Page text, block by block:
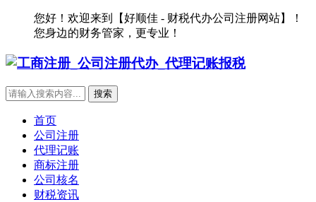
您好！欢迎来到【好顺佳 - 财税代办公司注册网站】！
您身边的财务管家，更专业！
首页
公司注册
代理记账
商标注册
公司核名
财税资讯